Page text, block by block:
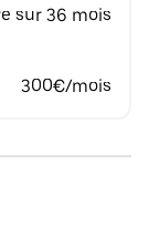
sur 36 mois
300€/mois